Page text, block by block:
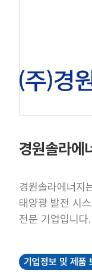
경원솔라에
경원솔라에너지
태양광 발전 시
전문 기업입니다
루션을 통해 지
다.기업정보 및 제품